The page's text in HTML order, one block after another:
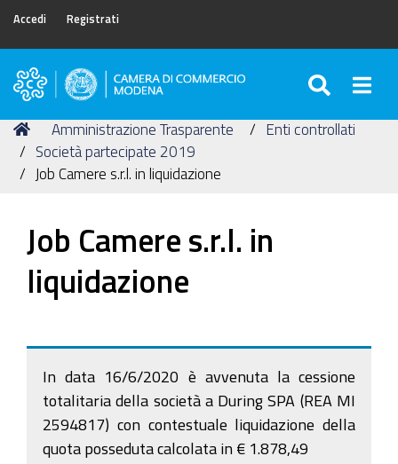
Accedi Registrati
Camera
Commercio
di
Modena
Tu
sei
qui:
Home
Amministrazione Trasparente
Enti controllati
Società partecipate 2019
Job Camere s.r.l. in liquidazione
Job Camere s.r.l. in
liquidazione
In data 16/6/2020 è avvenuta la cessione
totalitaria della società a During SPA (REA MI
2594817) con contestuale liquidazione della
quota posseduta calcolata in € 1.878,49